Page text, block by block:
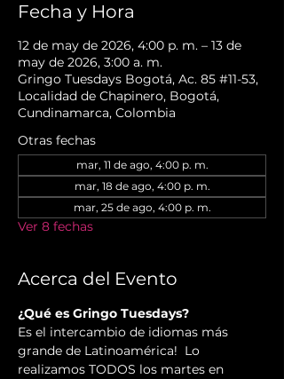
Fecha y Hora
12 de may de 2026, 4:00 p. m. – 13 de
may de 2026, 3:00 a. m.
Gringo Tuesdays Bogotá, Ac. 85 #11-53,
Localidad de Chapinero, Bogotá,
Cundinamarca, Colombia
Otras fechas
mar, 11 de ago, 4:00 p. m.
mar, 18 de ago, 4:00 p. m.
mar, 25 de ago, 4:00 p. m.
Ver 8 fechas
Acerca del Evento
¿Qué es Gringo Tuesdays?
Es el intercambio de idiomas más
grande de Latinoamérica!  Lo
realizamos TODOS los martes en